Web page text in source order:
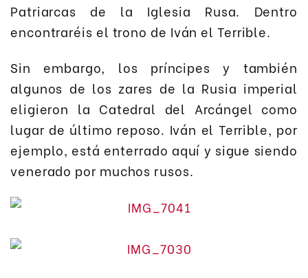
Patriarcas de la Iglesia Rusa. Dentro
encontraréis el trono de Iván el Terrible.
Sin embargo, los príncipes y también
algunos de los zares de la Rusia imperial
eligieron la Catedral del Arcángel como
lugar de último reposo. Iván el Terrible, por
ejemplo, está enterrado aquí y sigue siendo
venerado por muchos rusos.